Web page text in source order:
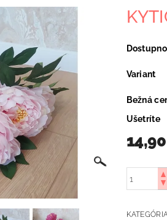
Variant
Bežná
Ušetríte